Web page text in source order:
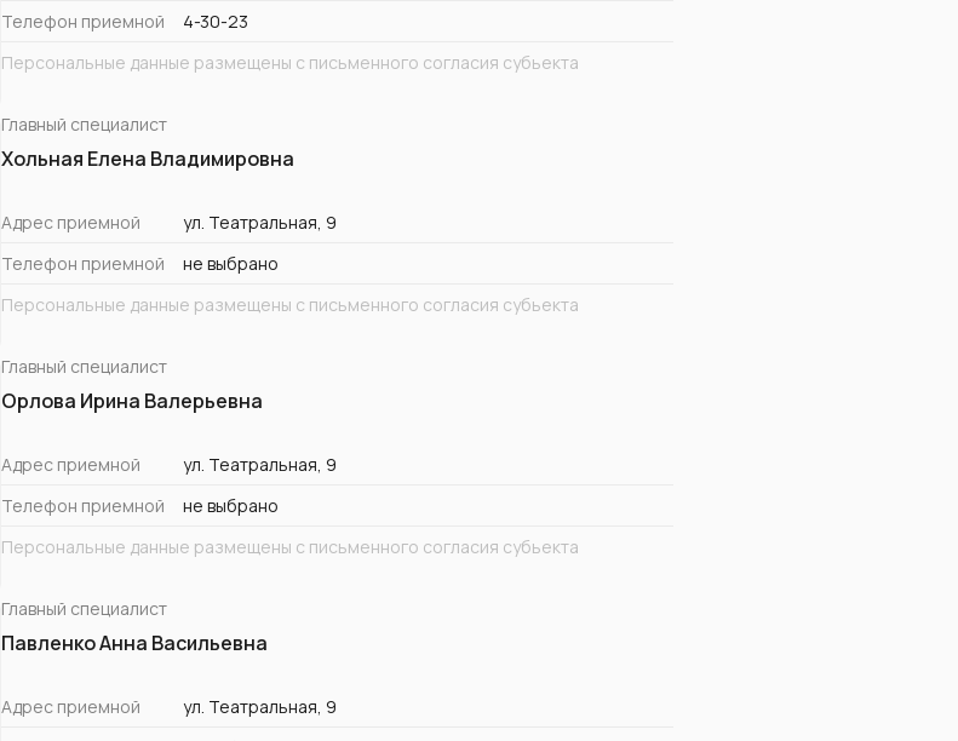
Телефон приемной
4-30-23
Персональные данные размещены с письменного согласия субьекта
Главный специалист
Хольная Елена Владимировна
Адрес приемной
ул. Театральная, 9
Телефон приемной
не выбрано
Персональные данные размещены с письменного согласия субьекта
Главный специалист
Орлова Ирина Валерьевна
Адрес приемной
ул. Театральная, 9
Телефон приемной
не выбрано
Персональные данные размещены с письменного согласия субьекта
Главный специалист
Павленко Анна Васильевна
Адрес приемной
ул. Театральная, 9